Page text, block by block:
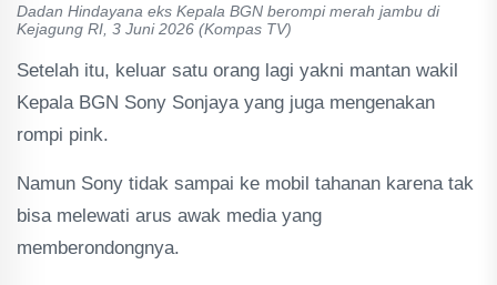
Dadan Hindayana eks Kepala BGN berompi merah jambu di
Kejagung RI, 3 Juni 2026 (Kompas TV)
Setelah itu, keluar satu orang lagi yakni mantan wakil
Kepala BGN Sony Sonjaya yang juga mengenakan
rompi pink.
Namun Sony tidak sampai ke mobil tahanan karena tak
bisa melewati arus awak media yang
memberondongnya.